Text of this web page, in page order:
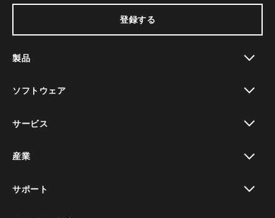
登録する
製品
ソフトウェア
サービス
産業
サポート